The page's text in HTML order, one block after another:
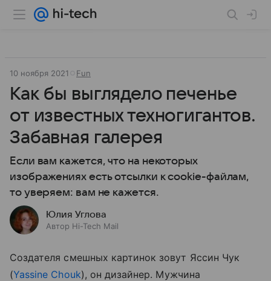
10 ноября 2021 Fun
Как бы выглядело печенье
от известных техногигантов.
Забавная галерея
Если вам кажется, что на некоторых
изображениях есть отсылки к cookie-файлам,
то уверяем: вам не кажется.
Юлия Углова
Автор Hi-Tech Mail
Создателя смешных картинок зовут Яссин Чук
(Yassine Chouk), он дизайнер. Мужчина